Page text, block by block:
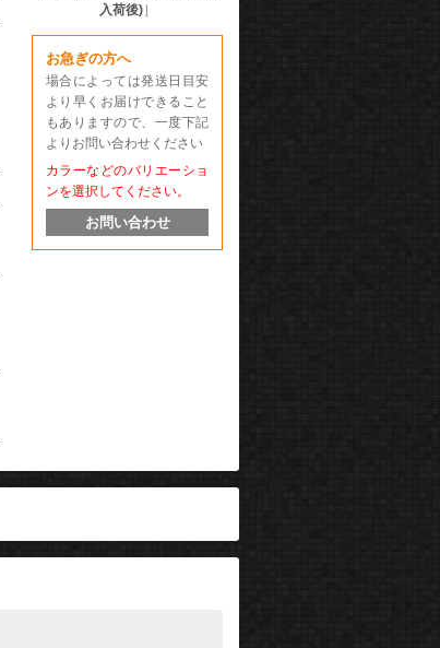
入荷後)］
お急ぎの方へ
場合によっては発送日目安
より早くお届けできること
もありますので、一度下記
よりお問い合わせください
カラーなどのバリエーショ
ンを選択してください。
お問い合わせ